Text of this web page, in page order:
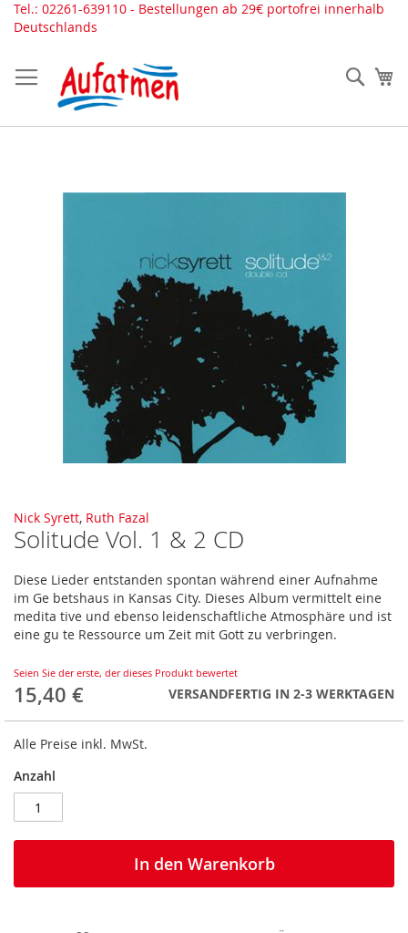
Direkt
zum
Tel.: 02261-639110 - Bestellungen ab 29€ portofrei innerhalb
Deutschlands
Nick Syrett, Ruth Fazal
Solitude Vol. 1 & 2 CD
Diese Lieder entstanden spontan während einer Aufnahme
im Ge betshaus in Kansas City. Dieses Album vermittelt eine
medita tive und ebenso leidenschaftliche Atmosphäre und ist
eine gu te Ressource um Zeit mit Gott zu verbringen.
Seien Sie der erste, der dieses Produkt bewertet
15,40 € VERSANDFERTIG IN 2-3 WERKTAGEN
Alle Preise inkl. MwSt.
Anzahl
In den Warenkorb
Zum
Anfang
der
Bildergalerie
springen